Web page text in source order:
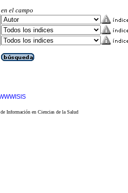
en el campo
Información en Ciencias de la Salud